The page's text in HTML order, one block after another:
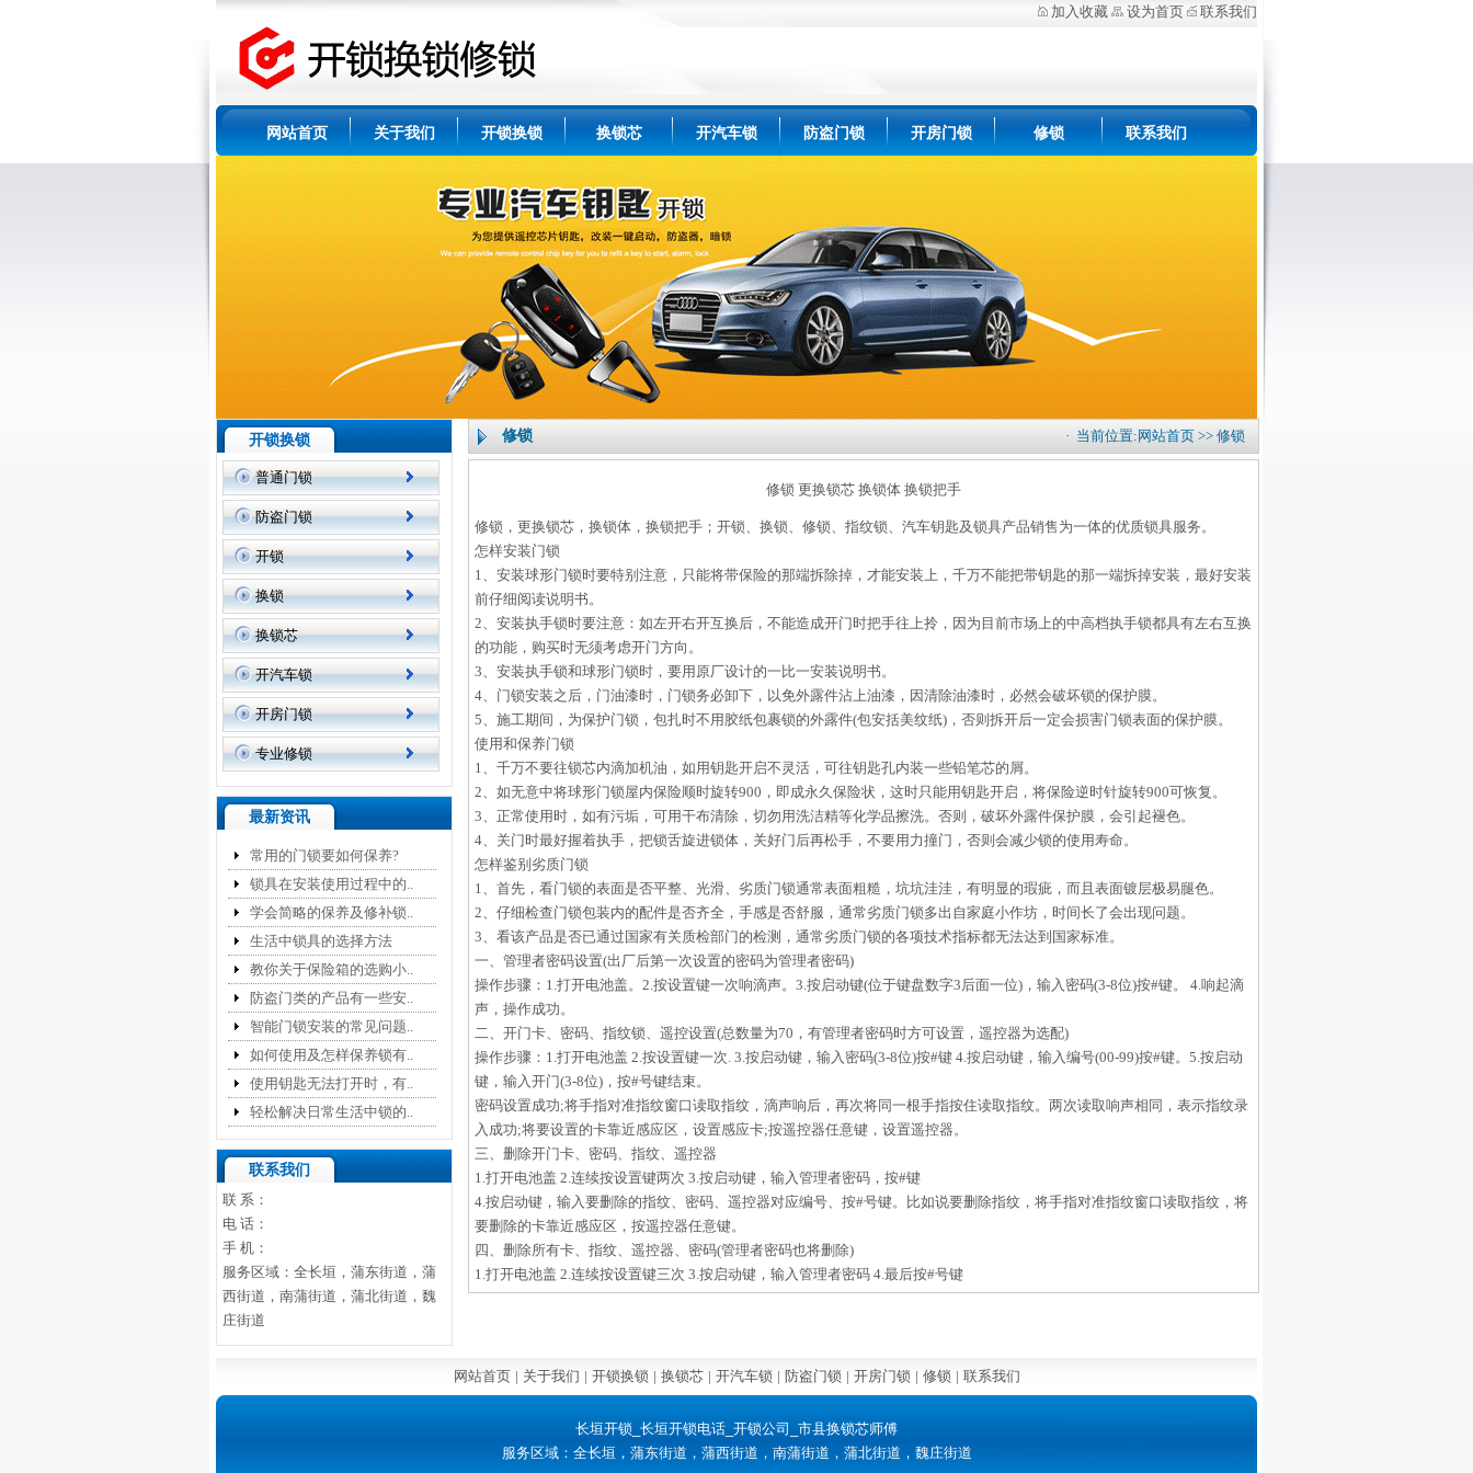
加入收藏 设为首页 联系我们
网站首页 关于我们 开锁换锁 换锁芯 开汽车锁 防盗门锁 开房门锁 修锁 联系我们
开锁换锁
普通门锁
防盗门锁
开锁
换锁
换锁芯
开汽车锁
开房门锁
专业修锁
最新资讯
常用的门锁要如何保养?
锁具在安装使用过程中的..
学会简略的保养及修补锁..
生活中锁具的选择方法
教你关于保险箱的选购小..
防盗门类的产品有一些安..
智能门锁安装的常见问题..
如何使用及怎样保养锁有..
使用钥匙无法打开时，有..
轻松解决日常生活中锁的..
联系我们
联 系：
电 话：
手 机：
服务区域：全长垣，蒲东街道，蒲
西街道，南蒲街道，蒲北街道，魏
庄街道
修锁 · 当前位置: 网站首页 >> 修锁
修锁 更换锁芯 换锁体 换锁把手
修锁，更换锁芯，换锁体，换锁把手； 开锁、换锁、修锁、指纹锁、汽车钥匙及锁具产品销售为一体的优质锁具服务。
怎样安装门锁
1、安装球形门锁时要特别注意，只能将带保险的那端拆除掉，才能安装上，千万不能把带钥匙的那一端拆掉安装，最好安装
前仔细阅读说明书。
2、安装执手锁时要注意：如左开右开互换后，不能造成开门时把手往上拎，因为目前市场上的中高档执手锁都具有左右互换
的功能，购买时无须考虑开门方向。
3、安装执手锁和球形门锁时，要用原厂设计的一比一安装说明书。
4、门锁安装之后，门油漆时，门锁务必卸下，以免外露件沾上油漆，因清除油漆时，必然会破坏锁的保护膜。
5、施工期间，为保护门锁，包扎时不用胶纸包裹锁的外露件(包安括美纹纸)，否则拆开后一定会损害门锁表面的保护膜。
使用和保养门锁
1、千万不要往锁芯内滴加机油，如用钥匙开启不灵活，可往钥匙孔内装一些铅笔芯的屑。
2、如无意中将球形门锁屋内保险顺时旋转900，即成永久保险状，这时只能用钥匙开启，将保险逆时针旋转900可恢复。
3、正常使用时，如有污垢，可用干布清除，切勿用洗洁精等化学品擦洗。否则，破坏外露件保护膜，会引起褪色。
4、关门时最好握着执手，把锁舌旋进锁体，关好门后再松手，不要用力撞门，否则会减少锁的使用寿命。
怎样鉴别劣质门锁
1、首先，看门锁的表面是否平整、光滑、劣质门锁通常表面粗糙，坑坑洼洼，有明显的瑕疵，而且表面镀层极易腿色。
2、仔细检查门锁包装内的配件是否齐全，手感是否舒服，通常劣质门锁多出自家庭小作坊，时间长了会出现问题。
3、看该产品是否已通过国家有关质检部门的检测，通常劣质门锁的各项技术指标都无法达到国家标准。
一、管理者密码设置(出厂后第一次设置的密码为管理者密码)
操作步骤：1.打开电池盖。2.按设置键一次响滴声。3.按启动键(位于键盘数字3后面一位)，输入密码(3-8位)按#键。 4.响起滴
声，操作成功。
二、开门卡、密码、指纹锁、遥控设置(总数量为70，有管理者密码时方可设置，遥控器为选配)
操作步骤：1.打开电池盖 2.按设置键一次. 3.按启动键，输入密码(3-8位)按#键 4.按启动键，输入编号(00-99)按#键。5.按启动
键，输入开门(3-8位)，按#号键结束。
密码设置成功;将手指对准指纹窗口读取指纹，滴声响后，再次将同一根手指按住读取指纹。两次读取响声相同，表示指纹录
入成功;将要设置的卡靠近感应区，设置感应卡;按遥控器任意键，设置遥控器。
三、删除开门卡、密码、指纹、遥控器
1.打开电池盖 2.连续按设置键两次 3.按启动键，输入管理者密码，按#键
4.按启动键，输入要删除的指纹、密码、遥控器对应编号、按#号键。比如说要删除指纹，将手指对准指纹窗口读取指纹，将
要删除的卡靠近感应区，按遥控器任意键。
四、删除所有卡、指纹、遥控器、密码(管理者密码也将删除)
1.打开电池盖 2.连续按设置键三次 3.按启动键，输入管理者密码 4.最后按#号键
网站首页 | 关于我们 | 开锁换锁 | 换锁芯 | 开汽车锁 | 防盗门锁 | 开房门锁 | 修锁 | 联系我们
长垣开锁_长垣开锁电话_开锁公司_市县换锁芯师傅
服务区域：全长垣，蒲东街道，蒲西街道，南蒲街道，蒲北街道，魏庄街道